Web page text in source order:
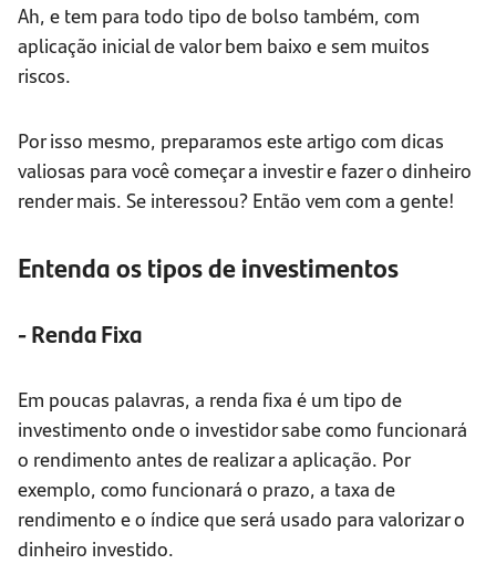
Ah, e tem para todo tipo de bolso também, com
aplicação inicial de valor bem baixo e sem muitos
riscos.
Por isso mesmo, preparamos este artigo com dicas
valiosas para você começar a investir e fazer o dinheiro
render mais. Se interessou? Então vem com a gente!
Entenda os tipos de investimentos
- Renda Fixa
Em poucas palavras, a renda fixa é um tipo de
investimento onde o investidor sabe como funcionará
o rendimento antes de realizar a aplicação. Por
exemplo, como funcionará o prazo, a taxa de
rendimento e o índice que será usado para valorizar o
dinheiro investido.